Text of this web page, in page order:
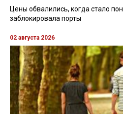
Цены обвалились, когда стало
заблокировала порты
02 августа 2026